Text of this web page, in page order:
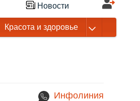
Новости
Красота и здоровье
Инфолиния